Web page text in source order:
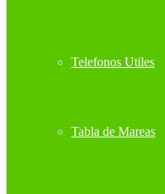
Telefonos Utiles
Tabla de Mareas